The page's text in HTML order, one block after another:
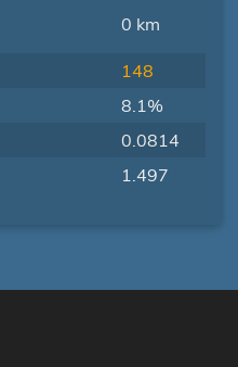
0 km
148
8.1%
0.0814
1.497